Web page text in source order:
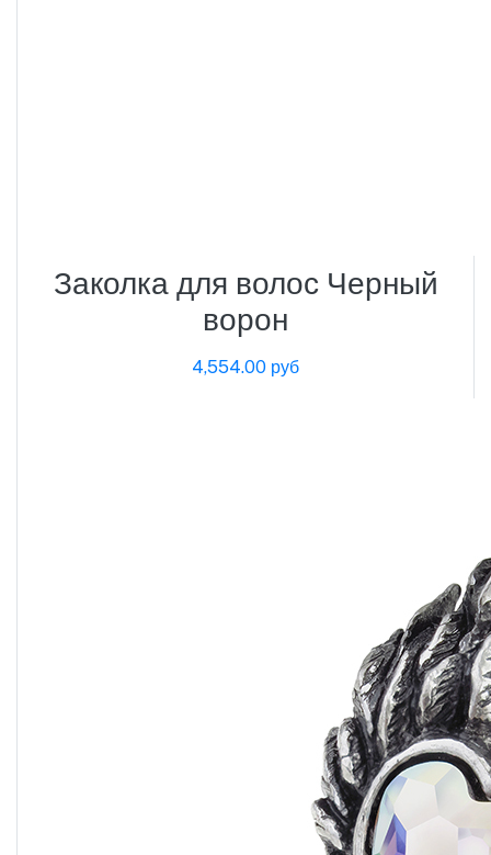
Заколка для волос Черный
ворон
4,554.00 руб